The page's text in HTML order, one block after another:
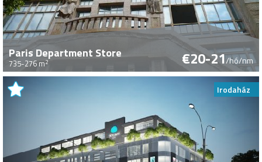
Paris Department Store
735-276 m2 €20-21/hó/nm
Irodaház